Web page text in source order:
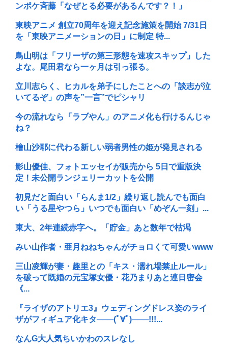
ンポケ斉藤「なぜとる必要があるんです？！」
東映アニメ 創立70周年を迎え記念施策を開始 7/31日
を「東映アニメーションの日」に制定 特...
鳥山明は「フリーザの第三形態を速攻スキップ」した
よな。尾田君なら一ヶ月は引っ張る。
立川志らく、ヒカルを弟子にしたことへの「談志が泣
いてるぞ」の声を”一言”でピシャリ
今の流れなら「ラブやん」のアニメ化も行けるんじゃ
ね？
檜山沙耶に代わる新しい弱者男性の姫が発見される
影山優佳、フォトエッセイが販売から 5日で重版決
定！未公開ランジェリーカットを公開
初見だと面白い「らんま1/2」繰り返し読んでも面白
い「うる星やつら」いつでも面白い「めぞん一刻」...
東大、2年連続赤字へ。「貯金」あと数年で枯渇
みい山作者・亜月ねねちゃんがチョロくて可愛いwww
三山凌輝が妻・趣里との「キス・濡れ場禁止ルール」
を破って既婚の元宝塚女優・花乃まりあと連日密会
《...
『ライザのアトリエ3』ウェディングドレス姿のライ
ザがフィギュア化キタ───(ﾟ∀ﾟ)───!!!...
なんG大人気ちいかわのスレなし